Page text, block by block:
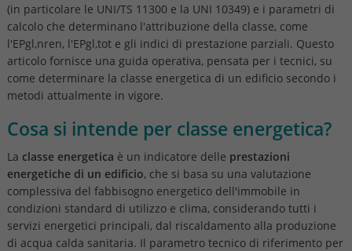
(in particolare le UNI/TS 11300 e la UNI 10349) e i parametri di
calcolo che determinano l'attribuzione della classe, come
l'EPgl,nren, l'EPgl,tot e gli indici di prestazione parziali. Questo
articolo fornisce una guida operativa, pensata per i tecnici, su
come determinare la classe energetica di un edificio secondo i
metodi attualmente in vigore.
Cosa si intende per classe energetica?
La classe energetica è un indicatore delle prestazioni
energetiche di un edificio, che si basa su una valutazione
complessiva del fabbisogno energetico dell'immobile in
condizioni standard di utilizzo e clima, considerando tutti i
servizi energetici principali, dal riscaldamento alla produzione
di acqua calda sanitaria. Il parametro tecnico di riferimento per